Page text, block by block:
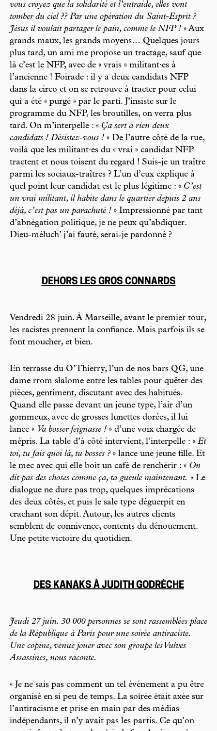
vous croyez que la solidarité et l’entraide, elles vont
tomber du ciel ?? Par une opération du Saint-Esprit ?
Jésus il voulait partager le pain, comme le NFP ! » Aux
grands maux, les grands moyens… Quelques jours
plus tard, un ami me propose un tractage, sauf que
là c’est le NFP, avec de « vrais » militant·es à
l’ancienne ! Foirade : il y a deux candidats NFP
dans la circo et on se retrouve à tracter pour celui
qui a été « purgé » par le parti. J’insiste sur le
programme du NFP, les broutilles, on verra plus
tard. On m’interpelle : « Ça sert à rien deux
candidats ! Désistez-vous ! » De l’autre côté de la rue,
voilà que les militant·es du « vrai » candidat NFP
tractent et nous toisent du regard ! Suis-je un traître
parmi les sociaux-traîtres ? L’un d’eux explique à
quel point leur candidat est le plus légitime : « C’est
un vrai militant, il habite dans le quartier depuis 2 ans
déjà, c’est pas un parachuté ! » Impressionné par tant
d’abnégation politique, je ne peux qu’abdiquer.
Dieu-méluch’ j’ai fauté, serai-je pardonné ?
DEHORS LES GROS CONNARDS
Vendredi 28 juin. À Marseille, avant le premier tour,
les racistes prennent la confiance. Mais parfois ils se
font moucher, et bien.
En terrasse du O’Thierry, l’un de nos bars QG, une
dame rrom slalome entre les tables pour quêter des
pièces, gentiment, discutant avec des habitués.
Quand elle passe devant un jeune type, l’air d’un
gommeux, avec de grosses lunettes dorées, il lui
lance « Va bosser feignasse ! » d’une voix chargée de
mépris. La table d’à côté intervient, l’interpelle : « Et
toi, tu fais quoi là, tu bosses ?» lance une jeune fille. Et
le mec avec qui elle boit un café de renchérir : « On
dit pas des choses comme ça, ta gueule maintenant. » Le
dialogue ne dure pas trop, quelques imprécations
des deux côtés, et puis le sale type déguerpit en
crachant son dépit. Autour, les autres clients
semblent de connivence, contents du dénouement.
Une petite victoire du quotidien.
DES KANAKS À JUDITH GODRÈCHE
Jeudi 27 juin. 30 000 personnes se sont rassemblées place
de la République à Paris pour une soirée antiraciste.
Une copine, venue jouer avec son groupe les Vulves
Assassines, nous raconte.
« Je ne sais pas comment un tel événement a pu être
organisé en si peu de temps. La soirée était axée sur
l’antiracisme et prise en main par des médias
indépendants, il n’y avait pas les partis. Ce qu’on